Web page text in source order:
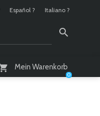
Español ? Italiano ?
Mein Warenkorb
0